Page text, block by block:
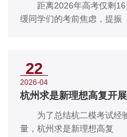
距离2026年高考仅剩16
缓同学们的考前焦虑，提振
22
2026-04
杭州求是新理想高复开
暨杭二模考试分析会
为了总结杭二模考试经
量，杭州求是新理想高复